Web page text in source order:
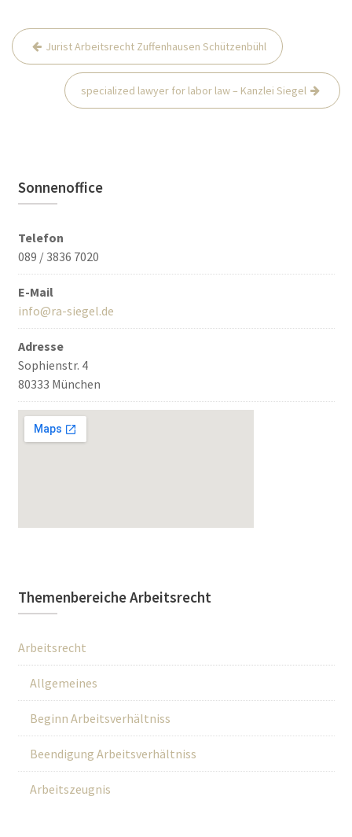
Beitrags-
Navigation
Jurist Arbeitsrecht Zuffenhausen Schützenbühl
specialized lawyer for labor law – Kanzlei Siegel
Sonnenoffice
Telefon
089 / 3836 7020
E-Mail
info@ra-siegel.de
Adresse
Sophienstr. 4
80333 München
Themenbereiche Arbeitsrecht
Arbeitsrecht
Allgemeines
Beginn Arbeitsverhältniss
Beendigung Arbeitsverhältniss
Arbeitszeugnis